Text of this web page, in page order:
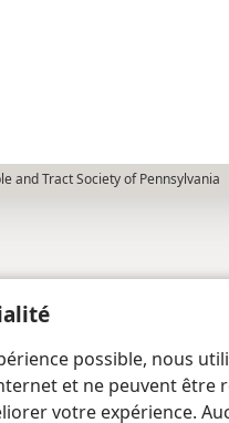
possible, nous
et ne peuvent être
votre expérience.
and Tract Society of Pennsylvania